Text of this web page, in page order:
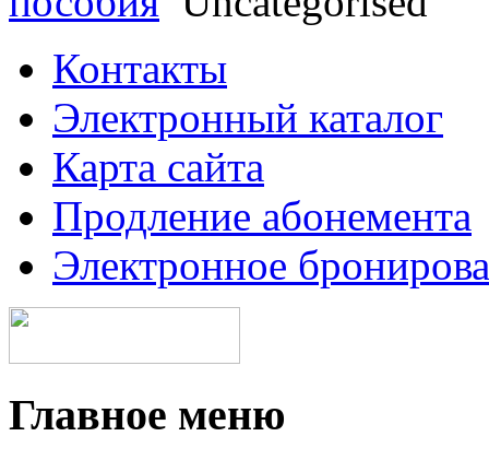
Контакты
Электронный каталог
Карта сайта
Продление абонемента
Электронное
Главное меню